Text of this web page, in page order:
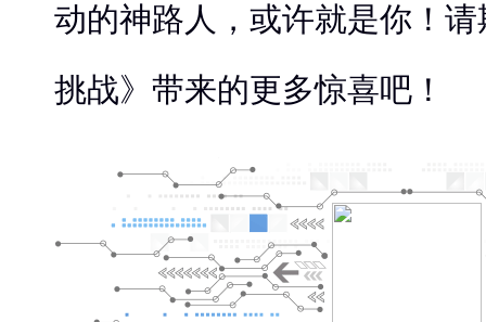
动的神路人，或许就是你！
挑战》带来的更多惊喜吧！